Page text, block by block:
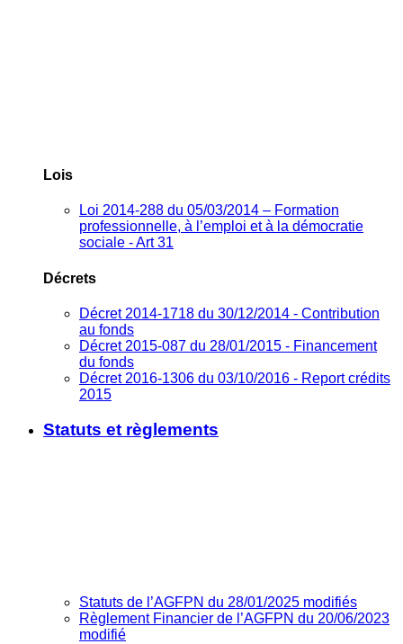
Lois
Loi 2014-288 du 05/03/2014 – Formation
professionnelle, à l’emploi et à la démocratie
sociale - Art 31
Décrets
Décret 2014-1718 du 30/12/2014 - Contribution
au fonds
Décret 2015-087 du 28/01/2015 - Financement
du fonds
Décret 2016-1306 du 03/10/2016 - Report crédits
2015
Statuts et règlements
Statuts de l’AGFPN du 28/01/2025 modifiés
Règlement Financier de l’AGFPN du 20/06/2023
modifié